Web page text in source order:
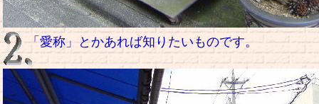
「愛称」とかあれば知りたいものです。